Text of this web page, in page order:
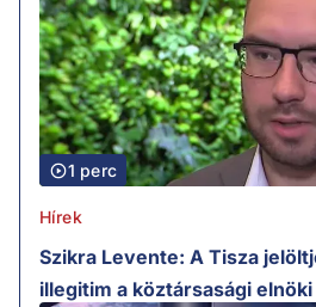
1 perc
Hírek
Szikra Levente: A Tisza
illegitim a köztársasági